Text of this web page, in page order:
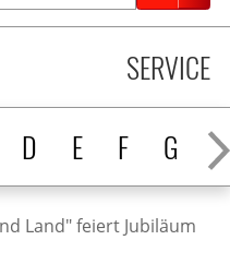
D E F G H
SERVICE
Land" feiert Jubiläum